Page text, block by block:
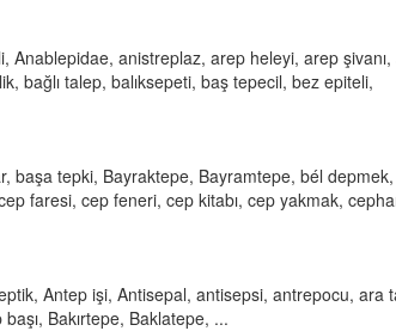
Anablepidae, anistreplaz, arep heleyi, arep şivanı,
bağlı talep, balıksepeti, baş tepecil, bez epiteli,
başa tepki, Bayraktepe, Bayramtepe, bél depmek,
faresi, cep feneri, cep kitabı, cep yakmak,
Antep işi, Antisepal, antisepsi, antrepocu, ara
Bakırtepe, Baklatepe, ...